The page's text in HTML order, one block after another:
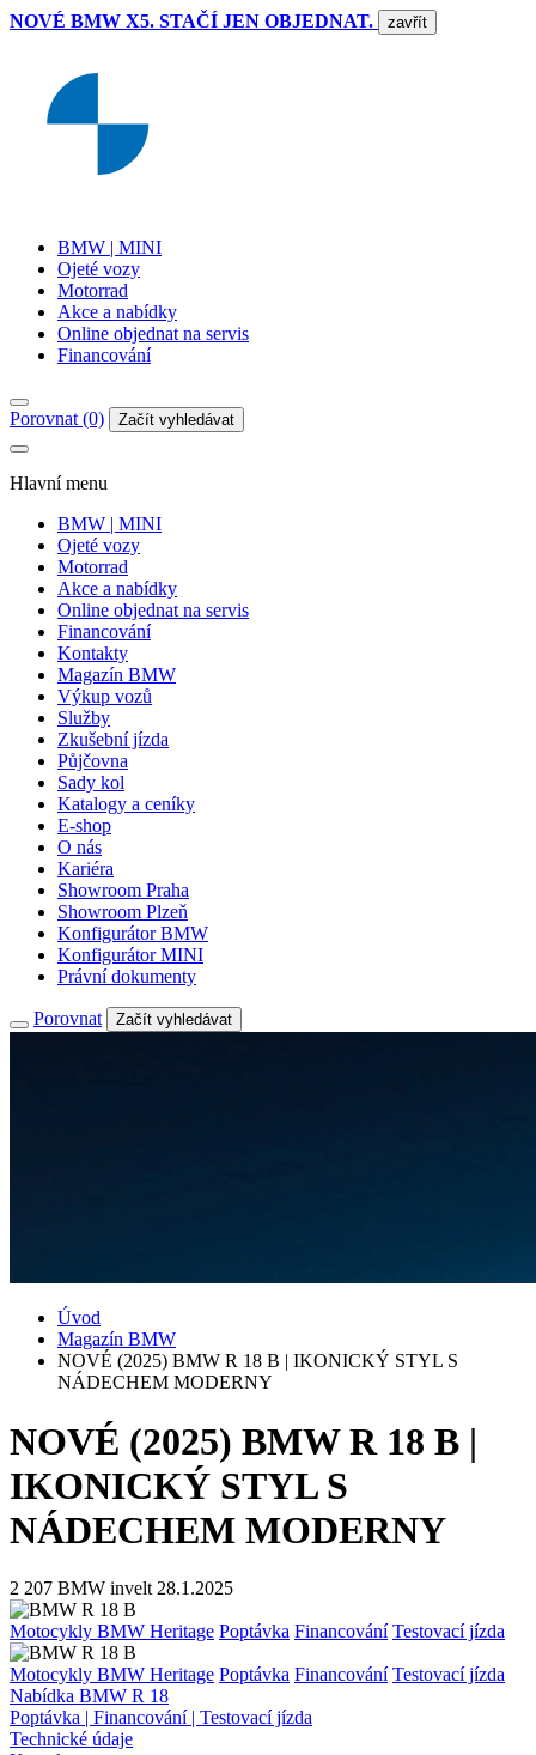
NOVÉ BMW X5. STAČÍ JEN OBJEDNAT. zavřít
BMW | MINI
Ojeté vozy
Motorrad
Akce a nabídky
Online objednat na servis
Financování
Porovnat (0) Začít vyhledávat
Hlavní menu
BMW | MINI
Ojeté vozy
Motorrad
Akce a nabídky
Online objednat na servis
Financování
Kontakty
Magazín BMW
Výkup vozů
Služby
Zkušební jízda
Půjčovna
Sady kol
Katalogy a ceníky
E-shop
O nás
Kariéra
Showroom Praha
Showroom Plzeň
Konfigurátor BMW
Konfigurátor MINI
Právní dokumenty
Porovnat Začít vyhledávat
Úvod
Magazín BMW
NOVÉ (2025) BMW R 18 B | IKONICKÝ STYL S
NÁDECHEM MODERNY
NOVÉ (2025) BMW R 18 B |
IKONICKÝ STYL S
NÁDECHEM MODERNY
2 207 BMW invelt 28.1.2025
Motocykly BMW Heritage Poptávka Financování Testovací jízda
Motocykly BMW Heritage Poptávka Financování Testovací jízda
Nabídka BMW R 18
Poptávka | Financování | Testovací jízda
Technické údaje